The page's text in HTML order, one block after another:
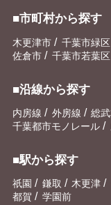
■市町村から探す
木更津市 / 千葉市緑区
佐倉市 / 千葉市若葉区
■沿線から探す
内房線 / 外房線 / 総
千葉都市モノレール /
■駅から探す
祇園 / 鎌取 / 木更津 /
都賀 / 学園前